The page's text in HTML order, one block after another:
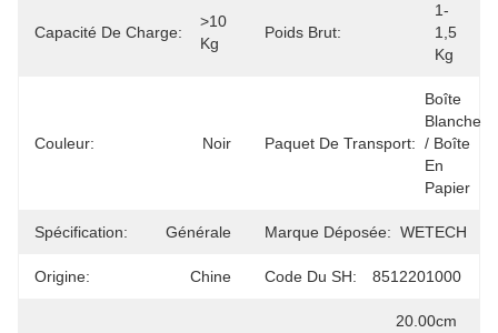
Capacité De Charge:
>10
Kg
Poids Brut:
1-
1,5
Kg
Couleur: Noir Paquet De Transport:
Boîte
Blanche
/ Boîte
En
Papier
Spécification: Générale Marque Déposée: WETECH
Origine: Chine Code Du SH: 8512201000
20.00cm